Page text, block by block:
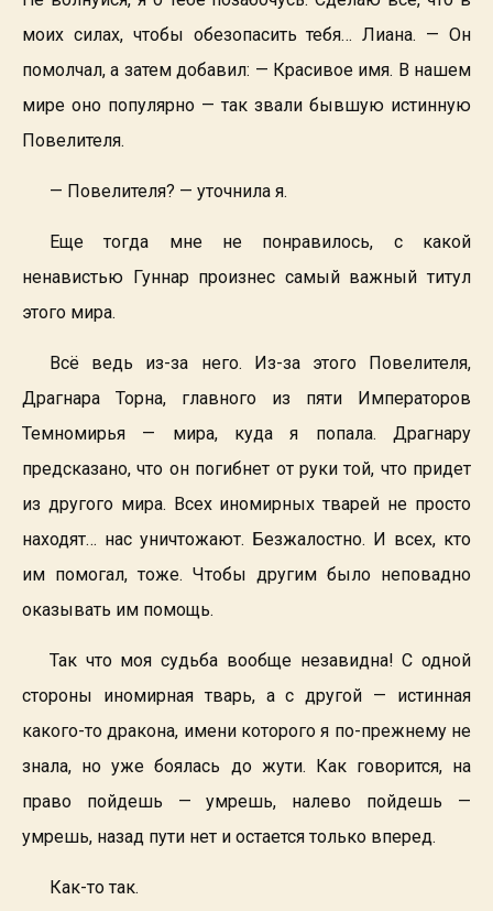
моих силах, чтобы обезопасить тебя… Лиана. — Он
помолчал, а затем добавил: — Красивое имя. В нашем
мире оно популярно — так звали бывшую истинную
Повелителя.
— Повелителя? — уточнила я.
Еще тогда мне не понравилось, с какой
ненавистью Гуннар произнес самый важный титул
этого мира.
Всё ведь из-за него. Из-за этого Повелителя,
Драгнара Торна, главного из пяти Императоров
Темномирья — мира, куда я попала. Драгнару
предсказано, что он погибнет от руки той, что придет
из другого мира. Всех иномирных тварей не просто
находят… нас уничтожают. Безжалостно. И всех, кто
им помогал, тоже. Чтобы другим было неповадно
оказывать им помощь.
Так что моя судьба вообще незавидна! С одной
стороны иномирная тварь, а с другой — истинная
какого-то дракона, имени которого я по-прежнему не
знала, но уже боялась до жути. Как говорится, на
право пойдешь — умрешь, налево пойдешь —
умрешь, назад пути нет и остается только вперед.
Как-то так.